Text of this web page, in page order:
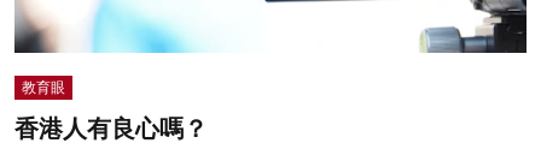
灼見活動
教育眼
香港人有良心嗎？